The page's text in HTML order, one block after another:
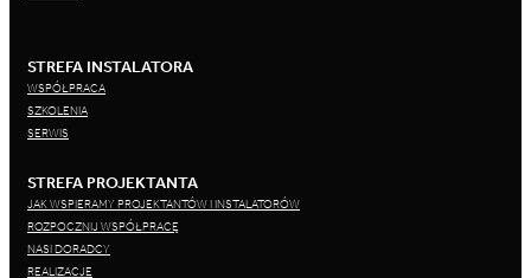
STREFA INSTALATORA
WSPÓŁPRACA
SZKOLENIA
SERWIS
STREFA PROJEKTANTA
JAK WSPIERAMY PROJEKTANTÓW I INSTALATORÓW
ROZPOCZNIJ WSPÓŁPRACĘ
NASI DORADCY
REALIZACJE